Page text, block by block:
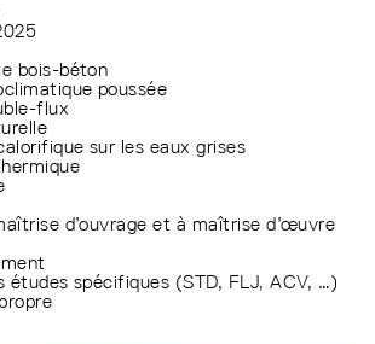
bois-béton
poussée
flux
sur les eaux grises
d’ouvrage et à maîtrise d’œuvre
études spécifiques (STD, FLJ, ACV, …)